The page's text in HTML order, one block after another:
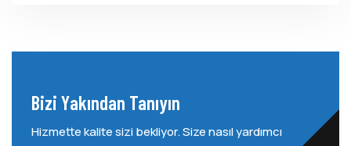
Bizi Yakından Tanıyın
Hizmette kalite sizi bekliyor. Size nasıl yardımcı